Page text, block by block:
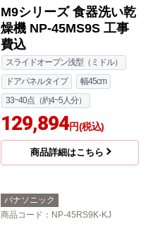
M9シリーズ 食器洗い乾
燥機 NP-45MS9S 工事
費込
スライドオープン浅型（ミドル）
ドアパネルタイプ
幅45cm
33~40点（約4~5人分）
129,894円(税込)
商品詳細はこちら
パナソニック
商品コード ：NP-45RS9K-KJ